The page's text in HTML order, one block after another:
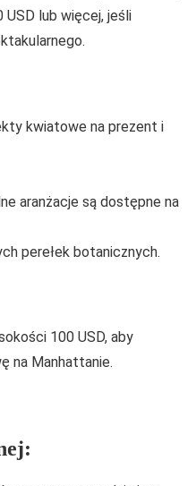
lub więcej, jeśli
kwiatowe na prezent i
aranżacje są dostępne na
perełek botanicznych.
100 USD, aby
na Manhattanie.